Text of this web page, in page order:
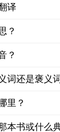
译
？
？
词还是褒义
里？
本书或什么